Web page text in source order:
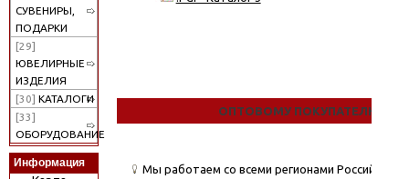
СУВЕНИРЫ,
ПОДАРКИ
[29]
ЮВЕЛИРНЫЕ
ИЗДЕЛИЯ
[30] КАТАЛОГИ
[33]
ОБОРУДОВАНИЕ
Информация
ОПТОВОМУ ПОКУПАТЕЛЮ
Мы работаем со всеми регионами Российской